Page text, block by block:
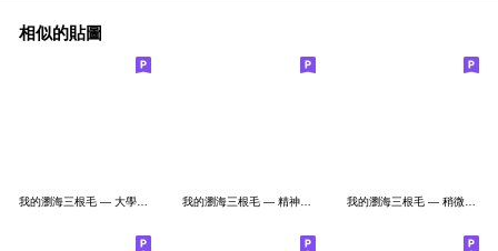
相似的貼圖
我的瀏海三根毛 — 大學生可能會需要篇 我的瀏海三根毛 — 精神狀態篇 我的瀏海三根毛 — 稍微實用一點篇